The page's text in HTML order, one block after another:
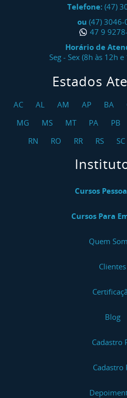
Telefone: (47)
ou (47) 3046-
47 9
Horário de
Seg - Sex (8h às 12h
Estados
AC AL AM AP BA
MG
MS MT PA PB
RN
RO RR RS SC
Cursos
Cursos Para
Quem
Clientes
Blog
Cadastro
Cadastro